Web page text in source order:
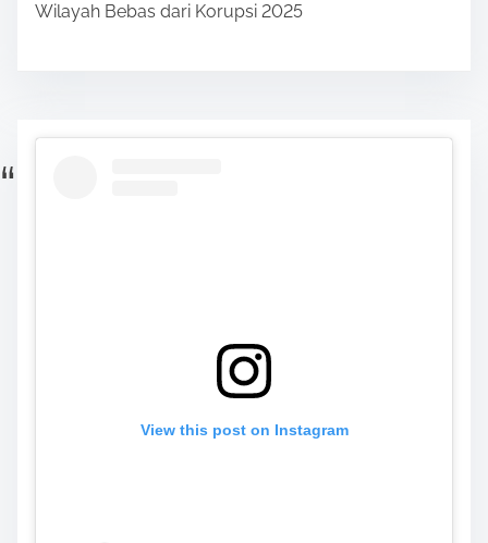
Wilayah Bebas dari Korupsi 2025
View this post on Instagram